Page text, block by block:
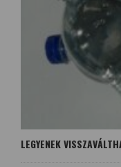
LEGYENEK